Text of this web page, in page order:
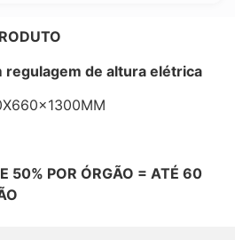
regulagem de altura elétrica
50% POR ÓRGÃO = ATÉ 60